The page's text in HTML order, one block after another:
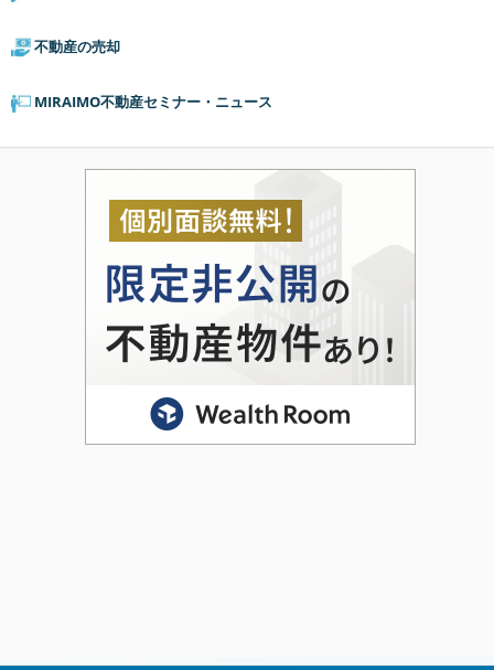
不動産の売却
MIRAIMO不動産セミナー・ニュース